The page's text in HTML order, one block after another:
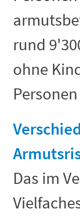
rund
ohne
Das im